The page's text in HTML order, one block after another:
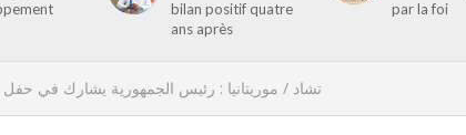
bilan positif quatre
ans après
par la foi
تشاد / موريتانيا : رئيس الجمهورية يشارك في